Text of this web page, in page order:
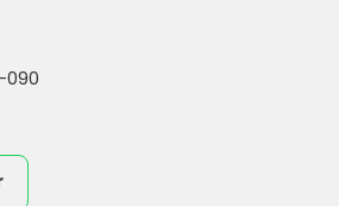
090